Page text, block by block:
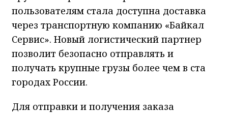
пользователям стала доступна доставка
через транспортную компанию «Байкал
Сервис». Новый логистический партнер
позволит безопасно отправлять и
получать крупные грузы более чем в ста
городах России.
Для отправки и получения заказа